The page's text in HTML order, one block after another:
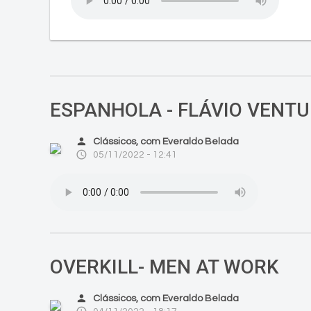
ESPANHOLA - FLÁVIO
person Clássicos, com Everaldo Belada
access_time 05/11/2022 - 12:41
OVERKILL- MEN AT WORK
person Clássicos, com Everaldo Belada